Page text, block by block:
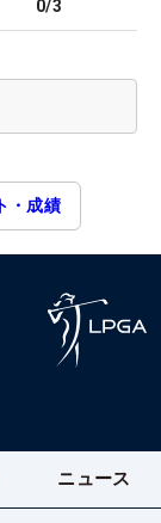
0/3
・成績
ニュース